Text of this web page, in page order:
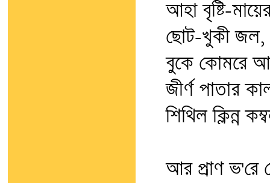
আহা বৃষ্টি-
ছোট-খুকী জল,
বুকে কোমরে
জীর্ণ পাতার
শিথিল ক্লিন্ন
আর প্রাণ ভ'রে